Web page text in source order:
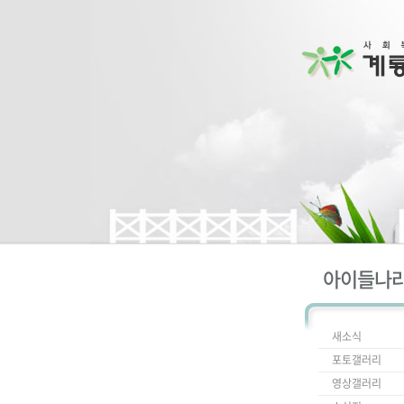
아이들나
새소식
포토갤러리
영상갤러리